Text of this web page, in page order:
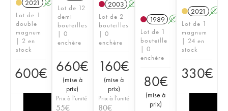
2021 A
Lot de 1
double
magnum
| 2 en
stock
600€
Lot de 12
demi
bouteilles
| 0
enchère
660€
(mise à
prix)
Prix à l'unité
55€
2003 A
Lot de 2
bouteilles
| 0
enchère
160€
(mise à
prix)
Prix à l'unité
80€
1989 A
Lot de 1
bouteille
| 0
enchère
80€
(mise à
prix)
2021
A
Lot de 1
magnum
| 24 en
stock
330€